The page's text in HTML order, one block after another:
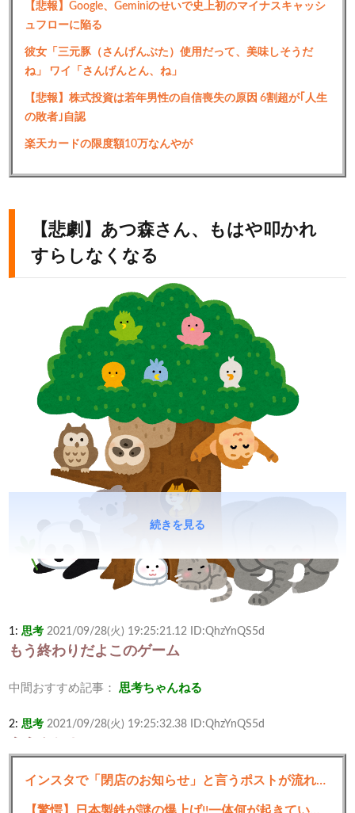
【悲報】Google、Geminiのせいで史上初のマイナスキャッシ
ュフローに陥る
彼女「三元豚（さんげんぶた）使用だって、美味しそうだ
ね」 ワイ「さんげんとん、ね」
【悲報】株式投資は若年男性の自信喪失の原因 6割超が｢人生
の敗者｣自認
楽天カードの限度額10万なんやが
【悲劇】あつ森さん、もはや叩かれ
すらしなくなる
1: 思考 2021/09/28(火) 19:25:21.12 ID:QhzYnQS5d
もう終わりだよこのゲーム
中間おすすめ記事： 思考ちゃんねる
2: 思考 2021/09/28(火) 19:25:32.38 ID:QhzYnQS5d
思考 2021/09/28(火) 19:25:42.67 ID:QhzYnQS5d
許されたんか？
続きを見る
インスタで「閉店のお知らせ」と言うポストが流れてくるたびに思う事がコレ…